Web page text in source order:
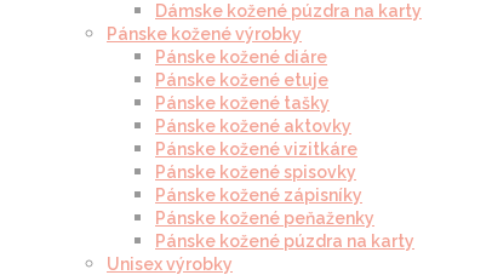
Dámske kožené púzdra na karty
Pánske kožené výrobky
Pánske kožené diáre
Pánske kožené etuje
Pánske kožené tašky
Pánske kožené aktovky
Pánske kožené vizitkáre
Pánske kožené spisovky
Pánske kožené zápisníky
Pánske kožené peňaženky
Pánske kožené púzdra na karty
Unisex výrobky